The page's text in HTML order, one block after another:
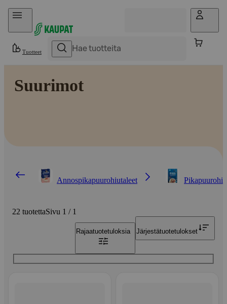
Hyppää sisältöön
Tuotteet
Suurimot
Annospikapuurohiutaleet
22 tuotettaSivu 1 / 1
Rajaatuotetuloksia Järjestätuotetulokset